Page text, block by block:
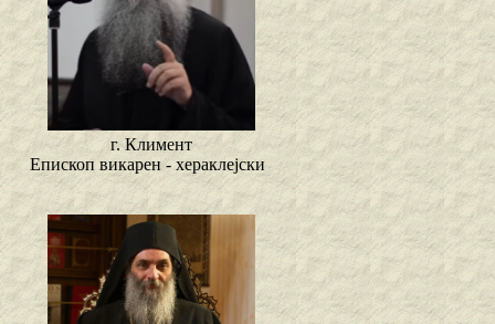
г. Климент
Епископ викарен - хераклејски